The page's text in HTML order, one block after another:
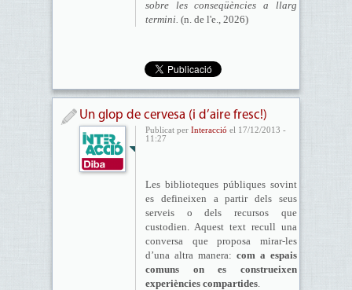
sobre les conseqüències a llarg
termini. (n. de l'e., 2026)
Un glop de cervesa (i d’aire fresc!)
Publicat per Interacció el 17/12/2013 -
11:27
Les biblioteques públiques sovint
es defineixen a partir dels seus
serveis o dels recursos que
custodien. Aquest text recull una
conversa que proposa mirar-les
d’una altra manera:com a espais
comuns on es construeixen
experiències compartides.